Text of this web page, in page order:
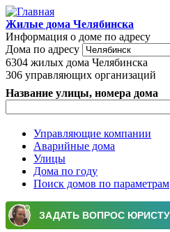
Перейти к основному содержанию
Жилые дома Челябинска
Информация о доме по адресу
Дома по адресу
6304 жилых дома Челябинска
306 управляющих организаций
Название улицы, номера дома
Главное меню
Управляющие компании
Аварийные дома
Улицы
Дома по году
Поиск домов по параметрам